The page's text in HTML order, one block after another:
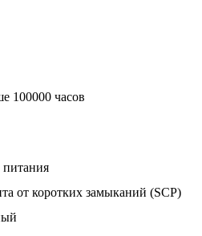
100000 часов
питания
от коротких замыканий (SCP)